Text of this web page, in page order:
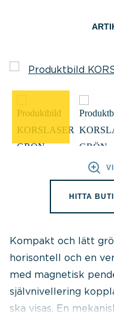
HITTA
Kompakt och lätt
horisontell och en
med magnetisk
självnivellering
ska visas. En